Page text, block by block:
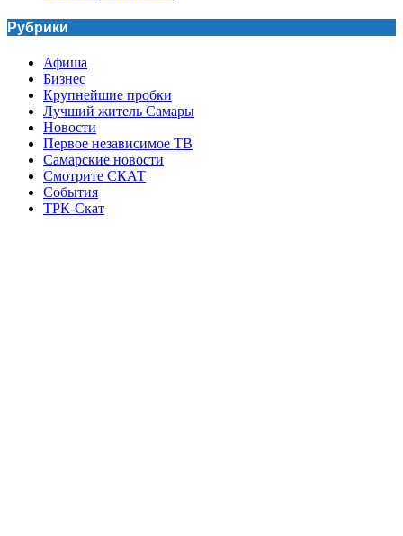
Рубрики
Афиша
Бизнес
Крупнейшие пробки
Лучший житель Самары
Новости
Первое независимое ТВ
Самарские новости
Смотрите СКАТ
События
ТРК-Скат